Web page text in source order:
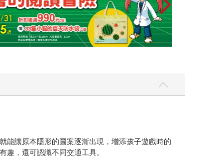
讓原本隱形的圖案逐漸出現，增添孩子遊戲時的
，還可認識不同交通工具。